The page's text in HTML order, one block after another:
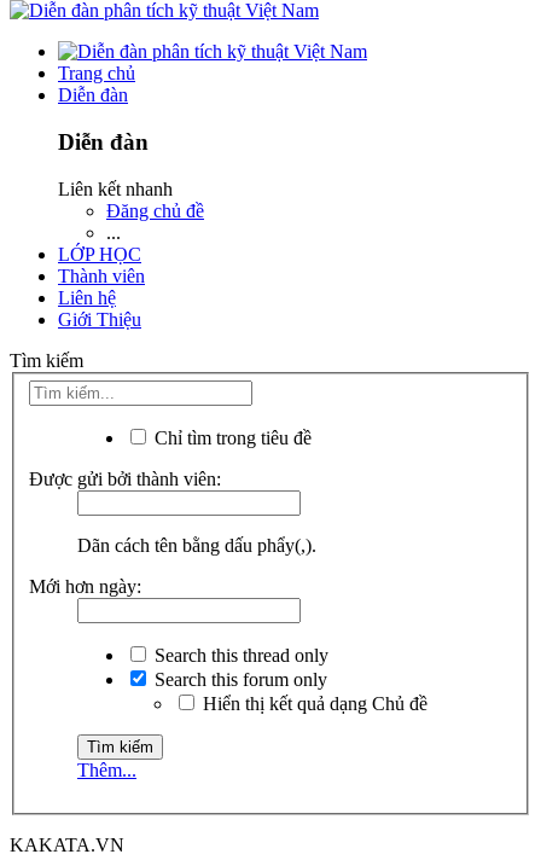
Trang chủ
Diễn đàn
Diễn đàn
Liên kết nhanh
Đăng chủ đề
...
LỚP HỌC
Thành viên
Liên hệ
Giới Thiệu
Tìm kiếm
Chỉ tìm trong tiêu đề
Được gửi bởi thành viên:
Dãn cách tên bằng dấu phẩy(,).
Mới hơn ngày:
Search this thread only
Search this forum only
Hiển thị kết quả dạng Chủ đề
Thêm...
KAKATA.VN